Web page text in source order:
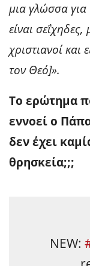
μια γλώσσα
είναι
χριστιανοί και
τον Θεό]».
Το ερώτημα
εννοεί ο
δεν έχει
θρησκεία;;;
NEW: